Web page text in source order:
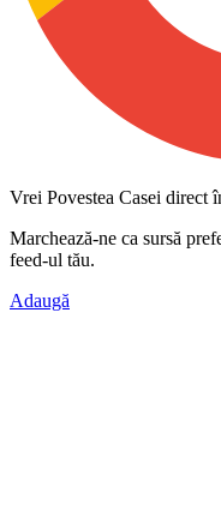
Vrei Povestea Casei direct
Marchează-ne ca sursă
feed-ul tău.
Adaugă